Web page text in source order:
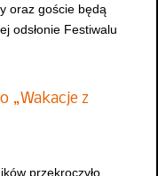
oraz goście będą
odsłonie Festiwalu
„Wakacje z
przekroczyło